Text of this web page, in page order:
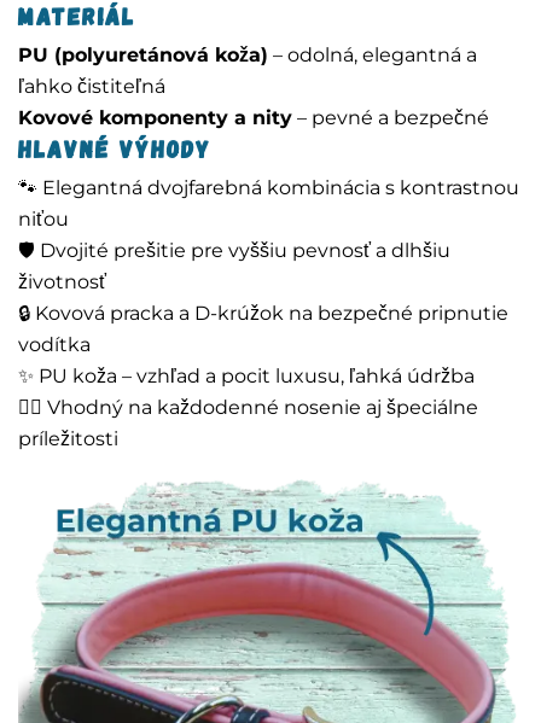
Materiál
PU (polyuretánová koža) – odolná, elegantná a
ľahko čistiteľná
Kovové komponenty a nity – pevné a bezpečné
Hlavné výhody
🐾 Elegantná dvojfarebná kombinácia s kontrastnou
niťou
🛡️ Dvojité prešitie pre vyššiu pevnosť a dlhšiu
životnosť
🔒 Kovová pracka a D-krúžok na bezpečné pripnutie
vodítka
✨ PU koža – vzhľad a pocit luxusu, ľahká údržba
🚶‍♂️ Vhodný na každodenné nosenie aj špeciálne
príležitosti